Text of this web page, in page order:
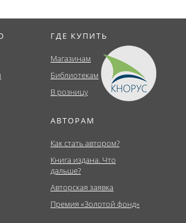
ГДЕ КУПИТЬ
Магазинам
Библиотекам
В розницу
АВТОРАМ
Как стать автором?
Книга издана. Что
дальше?
Авторская заявка
Премия «Золотой фонд»